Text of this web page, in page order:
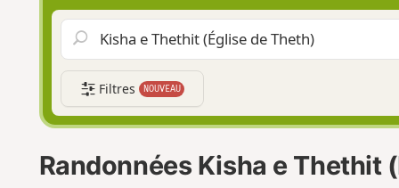
Filtres NOUVEAU
Randonnées Kisha e Thethit